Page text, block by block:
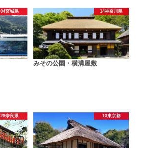
04宮城県 14神奈川県
みその公園・横溝屋敷
29奈良県 13東京都